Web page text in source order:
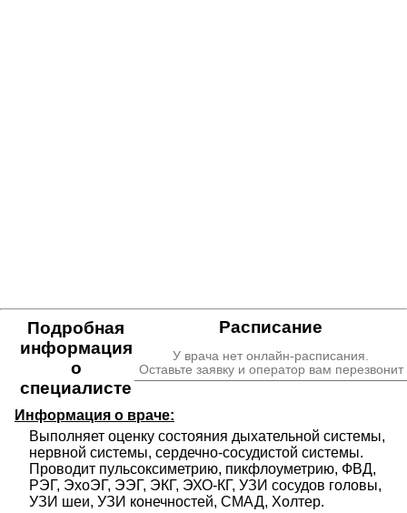
Расписание
У врача нет онлайн-расписания.
Оставьте заявку и оператор вам перезвонит
Подробная
информация
о
специалисте
Информация о враче:
Выполняет оценку состояния дыхательной системы,
нервной системы, сердечно-сосудистой системы.
Проводит пульсоксиметрию, пикфлоуметрию, ФВД,
РЭГ, ЭхоЭГ, ЭЭГ, ЭКГ, ЭХО-КГ, УЗИ сосудов головы,
УЗИ шеи, УЗИ конечностей, СМАД, Холтер.